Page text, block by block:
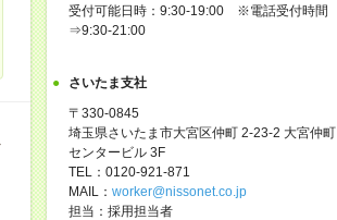
受付可能日時：9:30-19:00 ※電話受付時間
⇒9:30-21:00
さいたま支社
〒330-0845
埼玉県さいたま市大宮区仲町 2-23-2 大宮仲町
センタービル 3F
TEL：0120-921-871
MAIL： worker@nissonet.co.jp
担当：採用担当者